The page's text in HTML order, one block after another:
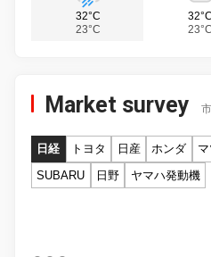
32°C
23°C
32°C
23°C
Market survey
日経 トヨタ 日産 ホンダ
SUBARU
日野 ヤマハ発動機